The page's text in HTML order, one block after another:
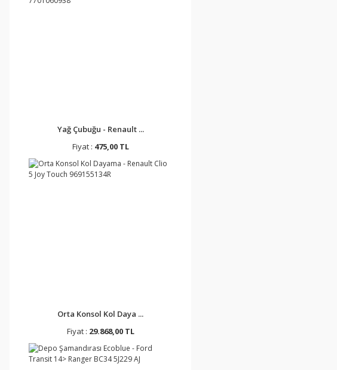
Yağ Çubuğu - Renault ...
Fiyat : 475,00 TL
Orta Konsol Kol Daya ...
Fiyat : 29.868,00 TL